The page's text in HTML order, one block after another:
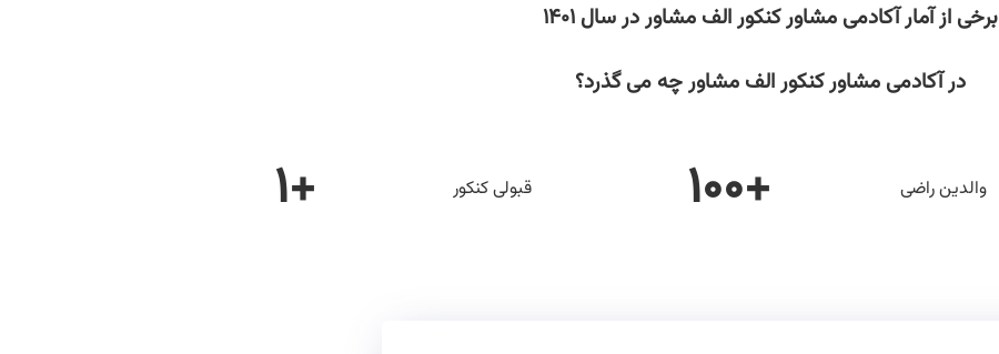
برخی از آمار آکادمی مشاور کنکور الف مشاور در سال ۱۴۰۱
در آکادمی مشاور کنکور الف مشاور چه می گذرد؟
والدین راضی +۱۰۰ قبولی کنکور +۱